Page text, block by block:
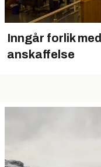
Inngår forlik
anskaffelse